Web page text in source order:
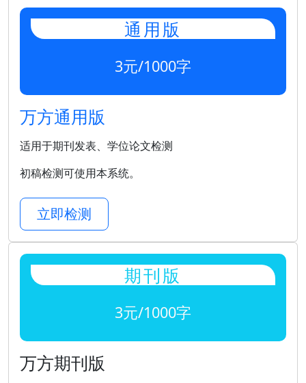
通用版
3元/1000字
万方通用版
适用于期刊发表、学位论文检测
初稿检测可使用本系统。
立即检测
期刊版
3元/1000字
万方期刊版